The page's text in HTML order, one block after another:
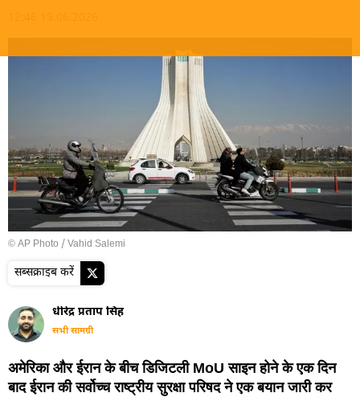
© AP Photo / Vahid Salemi
सब्सक्राइब करें
धीरेंद्र प्रताप सिंह
सभी सामग्री
अमेरिका और ईरान के बीच डिजिटली MoU साइन होने के एक दिन
बाद ईरान की सर्वोच्च राष्ट्रीय सुरक्षा परिषद ने एक बयान जारी कर